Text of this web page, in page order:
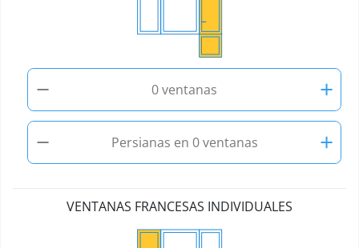
− 0 ventanas
+
−
Persianas en 0 ventanas +
VENTANAS FRANCESAS INDIVIDUALES